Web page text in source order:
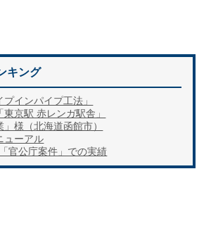
キング
インパイプ工法」
京駅 赤レンガ駅舎」
」様（北海道函館市）
ューアル
官公庁案件」での実績